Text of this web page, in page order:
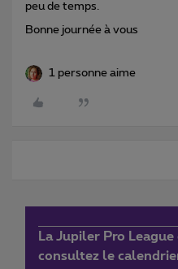
peu de temps.
Bonne journée à vous
1 personne aime
La Jupiler Pro
consultez le